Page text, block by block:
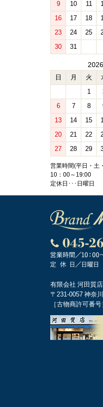
9 10 11
16 17 18
23 24 25
30 31
日 月 火
1
6 7 8
13 14 15
20 21 22
27 28 29
営業時間(平日・土
10：00～19:00
定休日･･･日曜日
有限会社 河田質店
〒231-0057 神奈
［古物商許可番